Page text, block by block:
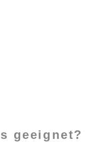
geeignet?